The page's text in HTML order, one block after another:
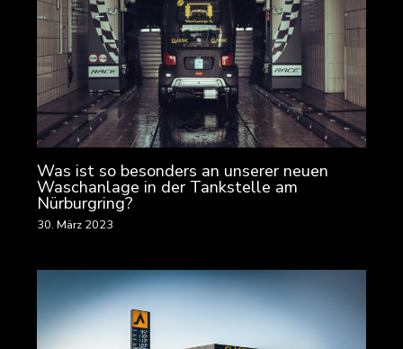
Was ist so besonders an unserer neuen
Waschanlage in der Tankstelle am
Nürburgring?
30. März 2023